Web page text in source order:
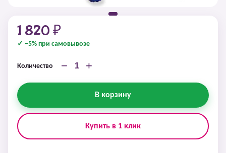
1 820 ₽
✓ −5% при самовывозе
Количество − +
В корзину
Купить в 1 клик